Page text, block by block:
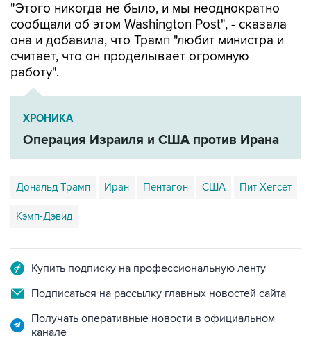
"Этого никогда не было, и мы неоднократно
сообщали об этом Washington Post", - сказала
она и добавила, что Трамп "любит министра и
считает, что он проделывает огромную
работу".
ХРОНИКА
Операция Израиля и США против Ирана
Дональд Трамп Иран Пентагон США Пит Хегсет
Кэмп-Дэвид
Купить подписку на профессиональную ленту
Подписаться на рассылку главных новостей сайта
Получать оперативные новости в официальном
канале